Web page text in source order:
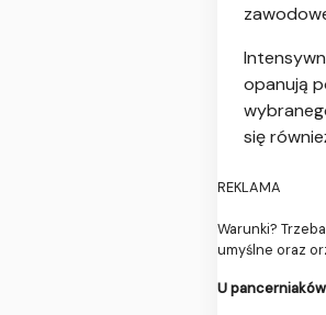
opanują
się
REKLAMA
Warunki?
umyślne oraz
U